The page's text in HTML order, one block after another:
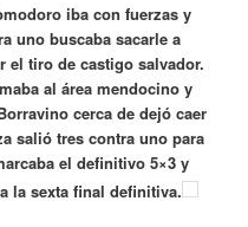
iba con fuerzas y
uno buscaba sacarle a
el tiro de castigo salvador.
al área mendocino y
cerca de dejó caer
salió tres contra uno para
el definitivo 5×3 y
la sexta final definitiva.